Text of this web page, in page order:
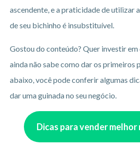
ascendente, e a praticidade de utilizar
de seu bichinho é insubstituível.
Gostou do conteúdo? Quer investir em
ainda não sabe como dar os primeiros
abaixo, você pode conferir algumas
dar uma guinada no seu negócio.
Dicas para vender